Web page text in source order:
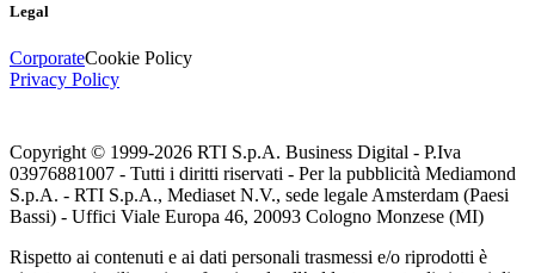
Legal
CorporateCookie Policy
Privacy Policy
Copyright © 1999-2026 RTI S.p.A. Business Digital - P.Iva
03976881007 - Tutti i diritti riservati - Per la pubblicità Mediamond
S.p.A. - RTI S.p.A., Mediaset N.V., sede legale Amsterdam (Paesi
Bassi) - Uffici Viale Europa 46, 20093 Cologno Monzese (MI)
Rispetto ai contenuti e ai dati personali trasmessi e/o riprodotti è